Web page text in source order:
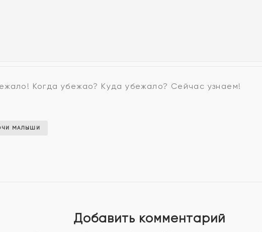
Когда убежао? Куда убежало? Сейчас узнаем!
МАЛЫШИ
Добавить комментарий